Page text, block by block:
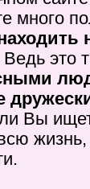
много
Ведь это
Вы